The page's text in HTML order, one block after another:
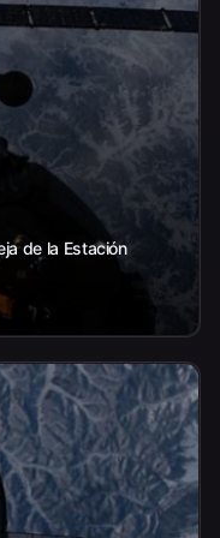
de la Estación